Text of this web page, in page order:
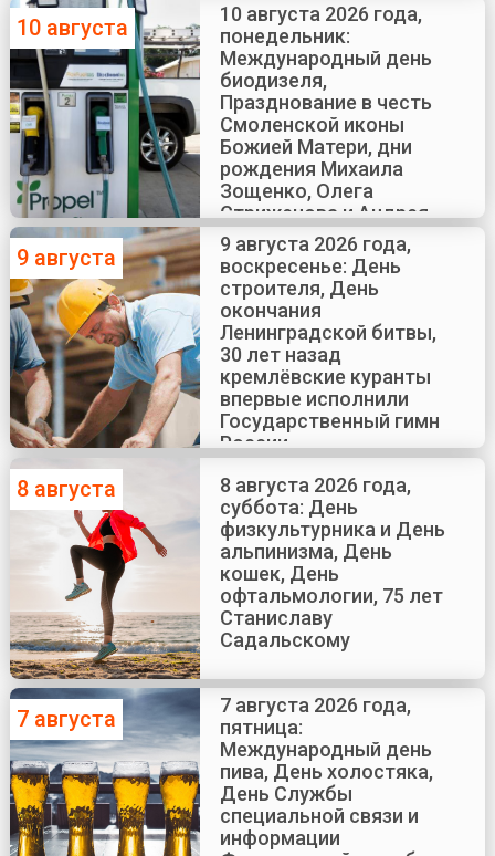
10 августа
10 августа 2026 года,
понедельник:
Международный день
биодизеля,
Празднование в честь
Смоленской иконы
Божией Матери, дни
рождения Михаила
Зощенко, Олега
Стриженова и Андрея
Краско
9 августа
9 августа 2026 года,
воскресенье: День
строителя, День
окончания
Ленинградской битвы,
30 лет назад
кремлёвские куранты
впервые исполнили
Государственный гимн
России
8 августа
8 августа 2026 года,
суббота: День
физкультурника и День
альпинизма, День
кошек, День
офтальмологии, 75 лет
Станиславу
Садальскому
7 августа
7 августа 2026 года,
пятница:
Международный день
пива, День холостяка,
День Службы
специальной связи и
информации